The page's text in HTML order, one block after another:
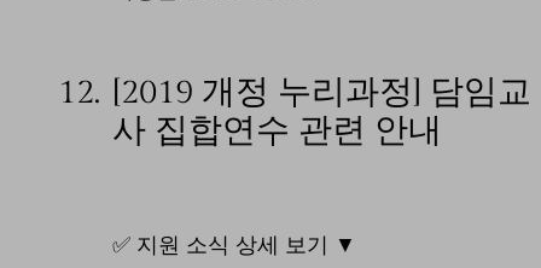
12.
[2019 개정 누리과정] 담임교
사 집합연수 관련 안내
✅ 지원 소식 상세 보기 ▼